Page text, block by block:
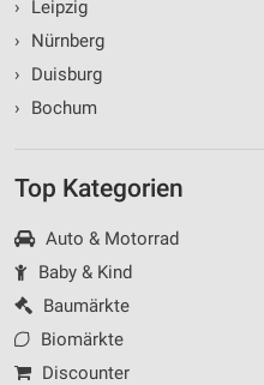
›
Leipzig
›
Nürnberg
›
Duisburg
›
Bochum
Top Kategorien
Auto & Motorrad
Baby & Kind
Baumärkte
Biomärkte
Discounter